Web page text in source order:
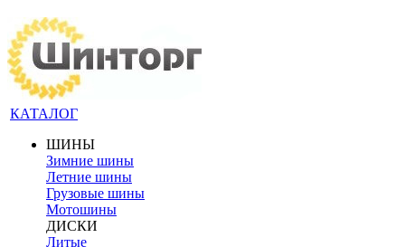
КАТАЛОГ
ШИНЫ
Зимние шины
Летние шины
Грузовые шины
Мотошины
ДИСКИ
Литые